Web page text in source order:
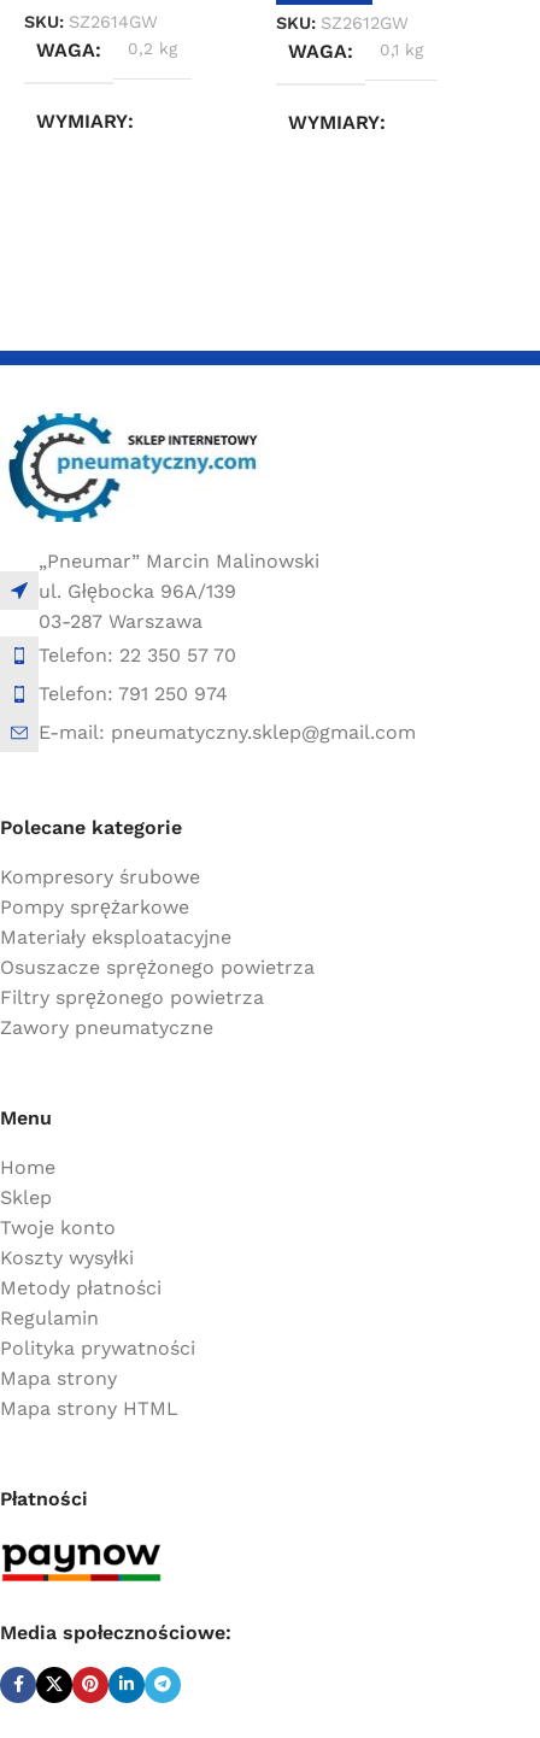
SKU: SZ2614GW
WAGA 0,2 kg
WYMIARY
SKU: SZ2612GW
WAGA 0,1 kg
WYMIARY
„Pneumar” Marcin Malinowski
ul. Głębocka 96A/139
03-287 Warszawa
Telefon: 22 350 57 70
Telefon: 791 250 974
E-mail: pneumatyczny.sklep@gmail.com
Polecane kategorie
Kompresory śrubowe
Pompy sprężarkowe
Materiały eksploatacyjne
Osuszacze sprężonego powietrza
Filtry sprężonego powietrza
Zawory pneumatyczne
Menu
Home
Sklep
Twoje konto
Koszty wysyłki
Metody płatności
Regulamin
Polityka prywatności
Mapa strony
Mapa strony HTML
Płatności
Media społecznościowe: